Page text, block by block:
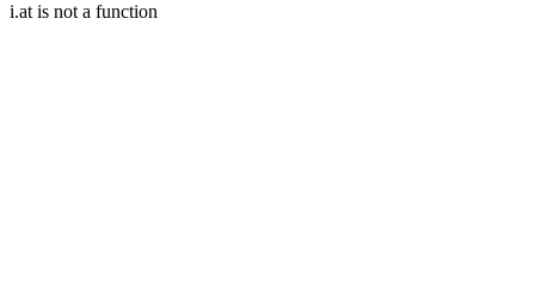
i.at is not a function